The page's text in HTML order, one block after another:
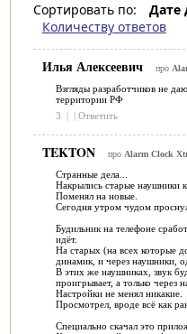
Сортировать по: Дате
Количеству ответов
Илья Алексеевич про
Взгляды разработчиков не
территории РФ
3
| | Ответить
TEKTON про Alarm Clock
Странные дела...
Накрылись старые наушники
Поменял на новые.
Сегодня утром чудом
Будильник на телефоне
идёт.
На старых (на всех которые
динамик, и через наушники,
В этих же наушниках, звук
проигрывает, а только через
Настройки не менял никакие.
Просмотрел, вроде всё как
Специально скачал это